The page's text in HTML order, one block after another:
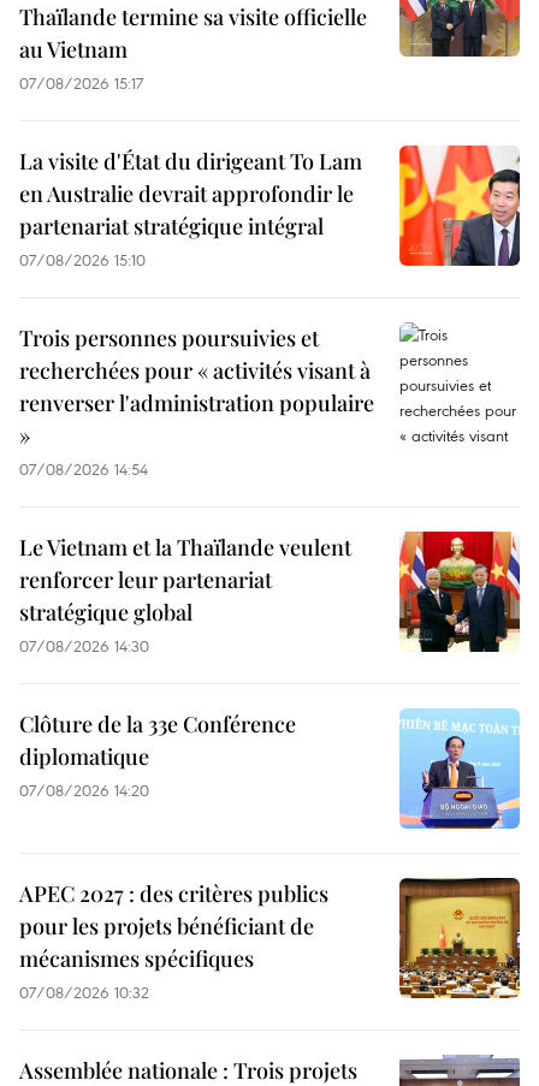
Thaïlande termine sa visite officielle
au Vietnam
07/08/2026 15:17
La visite d'État du dirigeant To Lam
en Australie devrait approfondir le
partenariat stratégique intégral
07/08/2026 15:10
Trois personnes poursuivies et
recherchées pour « activités visant à
renverser l'administration populaire
»
07/08/2026 14:54
Le Vietnam et la Thaïlande veulent
renforcer leur partenariat
stratégique global
07/08/2026 14:30
Clôture de la 33e Conférence
diplomatique
07/08/2026 14:20
APEC 2027 : des critères publics
pour les projets bénéficiant de
mécanismes spécifiques
07/08/2026 10:32
Assemblée nationale : Trois projets